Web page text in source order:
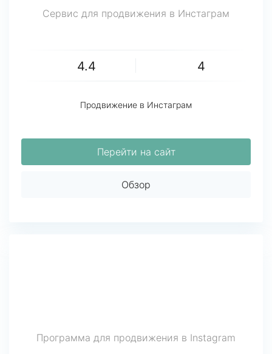
Сервис для продвижения в Инстаграм
4.4 4
Продвижение в Инстаграм
Перейти на сайт
Обзор
Программа для продвижения в Instagram